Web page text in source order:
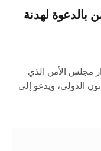
بالدعوة لهدنة
مجلس الأمن الذي
الدولي، ويدعو إلى